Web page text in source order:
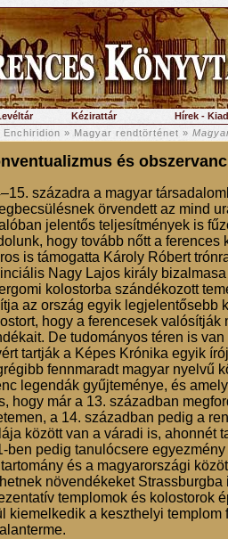
Kézirattár Hírek -
Enchiridion » Magyar rendtörténet »
és
századra a magyar
örvendett az mind
jelentős teljesítmények is
hogy tovább nőtt a ferences
is támogatta Károly Róbert
Nagy Lajos király
kolostorba szándékozott
az ország egyik legjelentősebb
hogy a ferencesek
De tudományos téren is
tartják a Képes Krónika egyik
fennmaradt magyar nyelvű
legendák gyűjteménye, és
hogy már a 13. században
a 14. században pedig a
között van a váradi is, ahonnét
ben pedig tanulócsere
és a magyarországi
növendékeket
templomok és kolostorok
kiemelkedik a keszthelyi